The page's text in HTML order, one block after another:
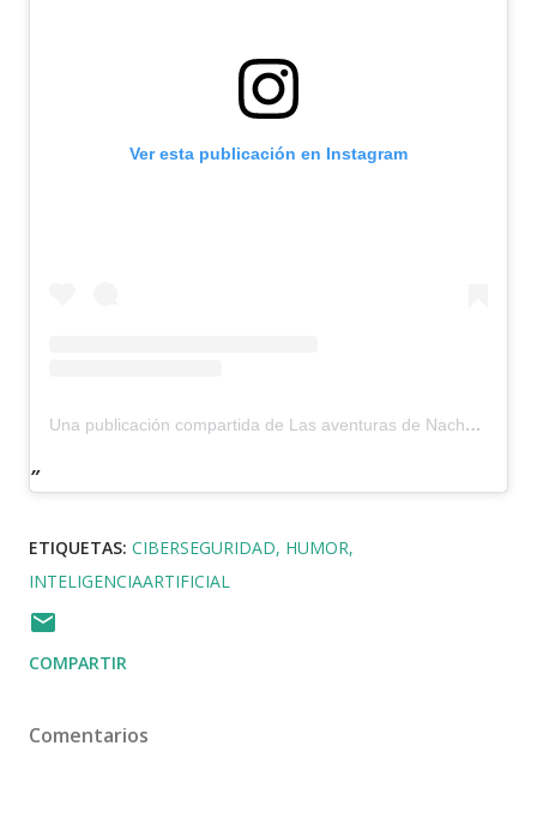
Ver esta publicación en Instagram
Una publicación compartida de Las aventuras de Nacho (@nachter)
ETIQUETAS: CIBERSEGURIDAD HUMOR
INTELIGENCIAARTIFICIAL
COMPARTIR
Comentarios